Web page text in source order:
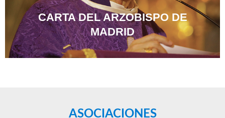
CARTA DEL ARZOBISPO DE
MADRID
ASOCIACIONES